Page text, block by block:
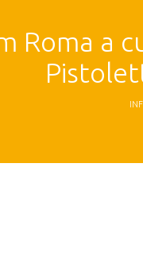
Roma a